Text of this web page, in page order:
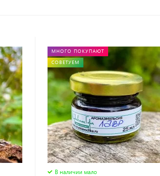
МНОГО ПОКУПАЮТ
СОВЕТУЕМ
В наличии мало